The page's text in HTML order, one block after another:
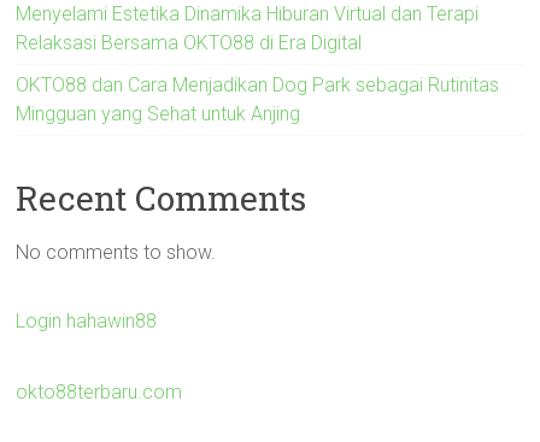
Menyelami Estetika Dinamika Hiburan Virtual dan Terapi
Relaksasi Bersama OKTO88 di Era Digital
OKTO88 dan Cara Menjadikan Dog Park sebagai Rutinitas
Mingguan yang Sehat untuk Anjing
Recent Comments
No comments to show.
Login hahawin88
okto88terbaru.com